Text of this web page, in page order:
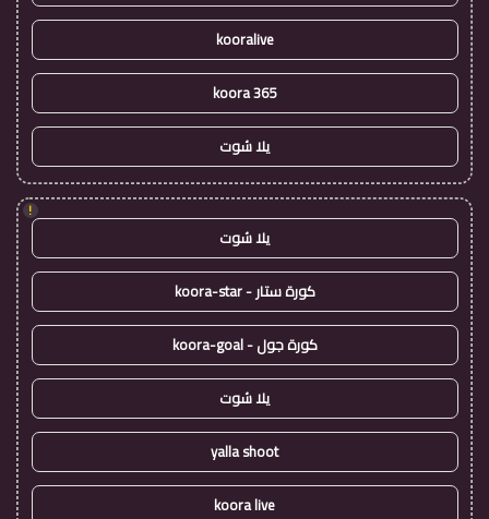
kooralive
koora 365
يلا شوت
!
يلا شوت
كورة ستار - koora-star
كورة جول - koora-goal
يلا شوت
yalla shoot
koora live